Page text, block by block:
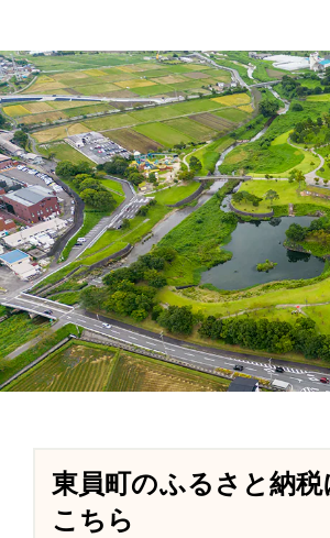
東員町のふるさと納
こちら